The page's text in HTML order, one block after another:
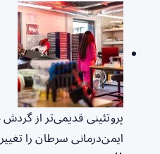
پروتئینی قدیمی‌تر از
ایمن‌درمانی سرطان را